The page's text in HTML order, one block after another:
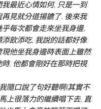
最近心情如何, 只是一到
見就分道揚鑣了. 後來我
每次都會走來坐我身邊,
飲添吃, 我說的話都好像
他坐我身邊時表面上雖然
, 他都會剛好在那時把視
隨口說了句好聽啊(其實不
上很落力的繼續唱下去, 直